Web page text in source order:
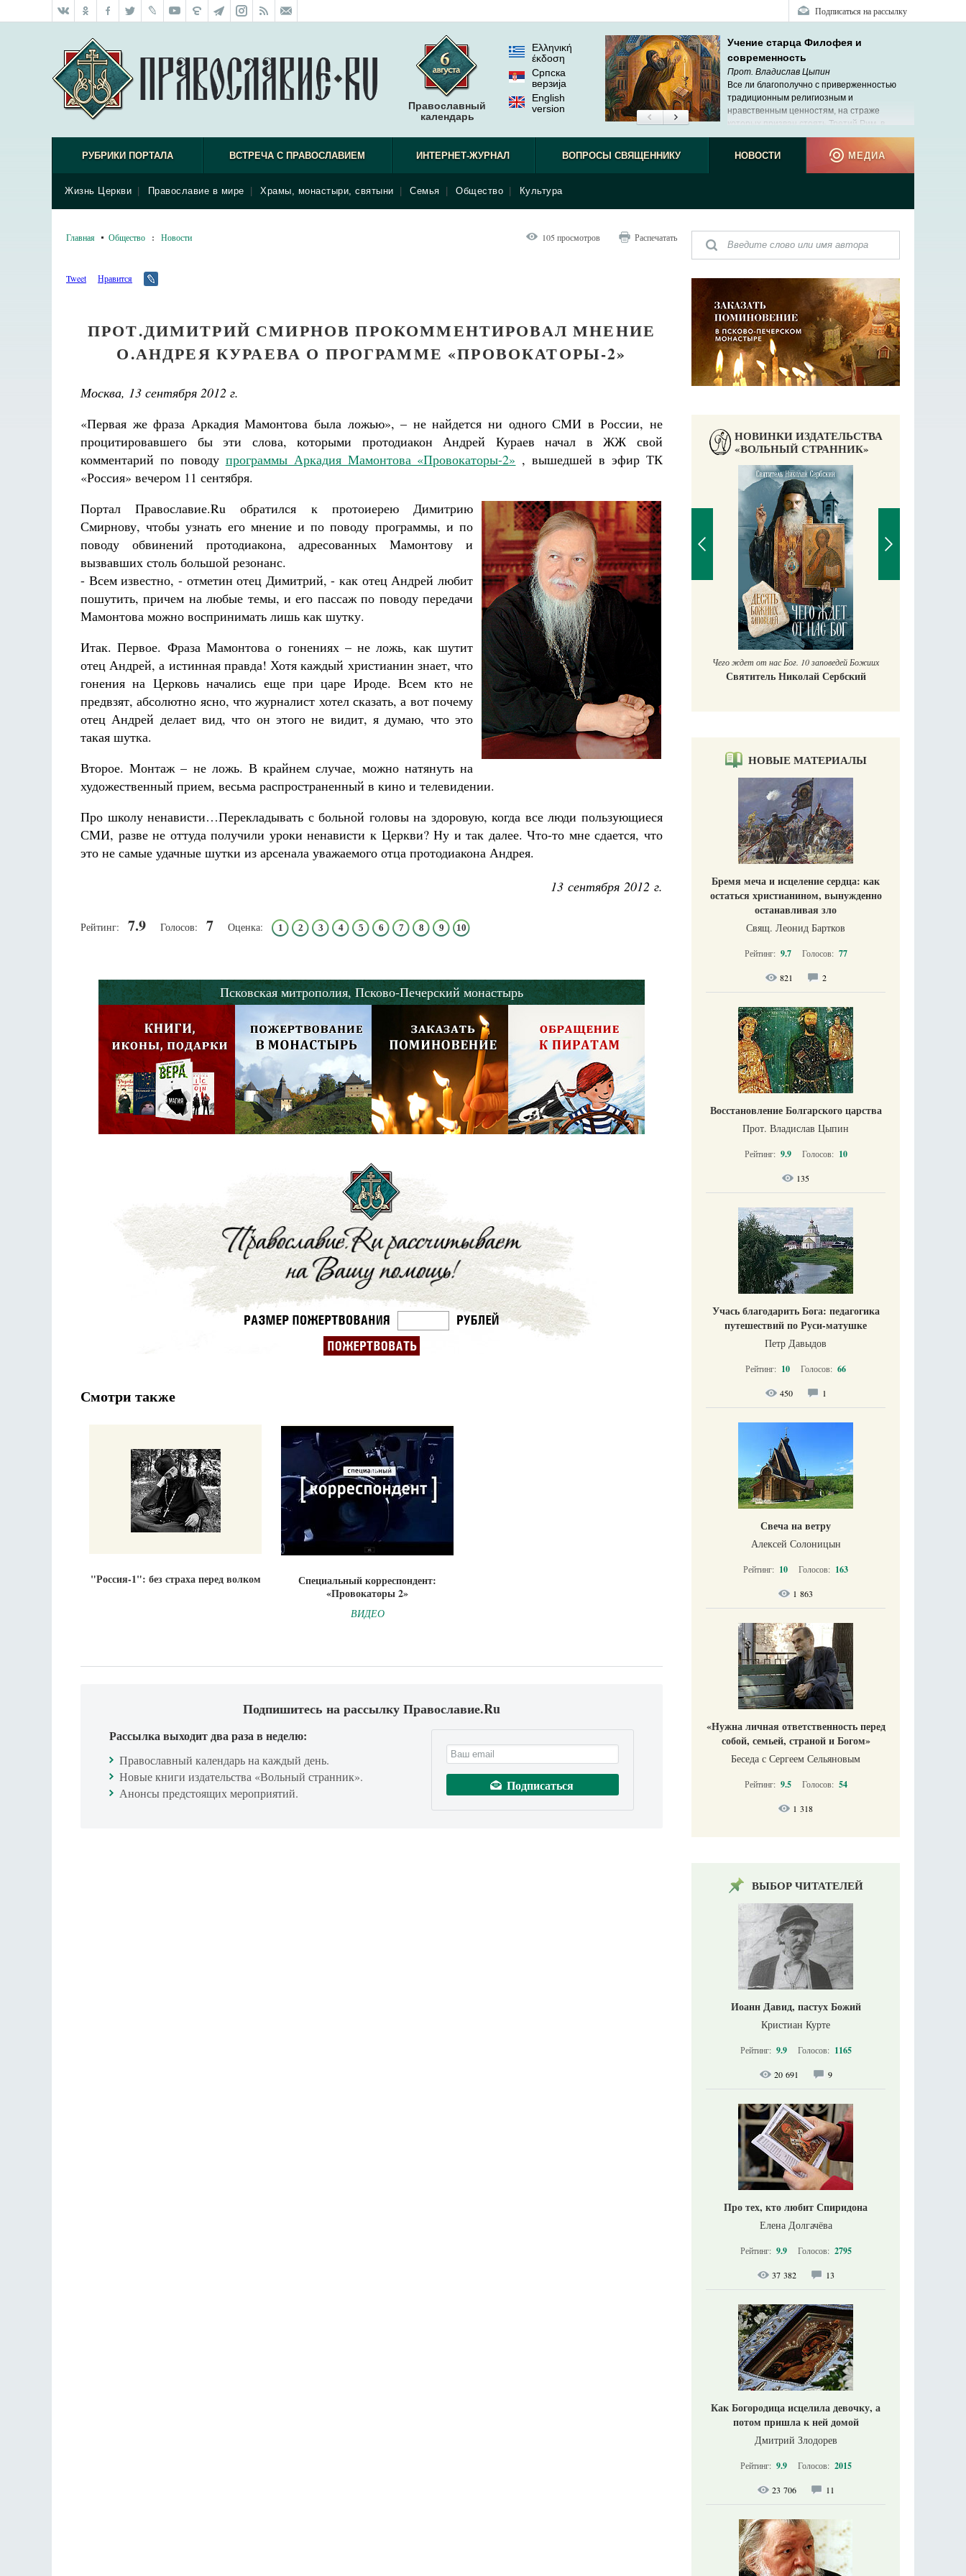
Подписаться на рассылку
Православный
календарь
Ελληνική
έκδοση
Српска
верзиjа
English
version
Учение старца Филофея и
современность
Прот. Владислав Цыпин
Все ли благополучно с приверженностью
традиционным религиозным и
нравственным ценностям, на страже
которых призван стоять Третий Рим, в
современной России?
РУБРИКИ ПОРТАЛА ВСТРЕЧА С ПРАВОСЛАВИЕМ ИНТЕРНЕТ-ЖУРНАЛ ВОПРОСЫ СВЯЩЕННИКУ НОВОСТИ
Жизнь Церкви Православие в мире Храмы, монастыри, святыни Семья Общество Культура
МЕДИА
Главная Общество : Новости 105 просмотров Распечатать
Tweet Нравится
ПРОТ.ДИМИТРИЙ СМИРНОВ ПРОКОММЕНТИРОВАЛ МНЕНИЕ
О.АНДРЕЯ КУРАЕВА О ПРОГРАММЕ «ПРОВОКАТОРЫ-2»
Москва, 13 сентября 2012 г.
«Первая же фраза Аркадия Мамонтова была ложью», – не найдется ни одного СМИ в России, не
процитировавшего бы эти слова, которыми протодиакон Андрей Кураев начал в ЖЖ свой
комментарий по поводу программы Аркадия Мамонтова «Провокаторы-2» , вышедшей в эфир ТК
«Россия» вечером 11 сентября.
Портал Православие.Ru обратился к протоиерею Димитрию
Смирнову, чтобы узнать его мнение и по поводу программы, и по
поводу обвинений протодиакона, адресованных Мамонтову и
вызвавших столь большой резонанс.
- Всем известно, - отметин отец Димитрий, - как отец Андрей любит
пошутить, причем на любые темы, и его пассаж по поводу передачи
Мамонтова можно воспринимать лишь как шутку.
Итак. Первое. Фраза Мамонтова о гонениях – не ложь, как шутит
отец Андрей, а истинная правда! Хотя каждый христианин знает, что
гонения на Церковь начались еще при царе Ироде. Всем кто не
предвзят, абсолютно ясно, что журналист хотел сказать, а вот почему
отец Андрей делает вид, что он этого не видит, я думаю, что это
такая шутка.
Второе. Монтаж – не ложь. В крайнем случае, можно натянуть на
художественный прием, весьма распространенный в кино и телевидении.
Про школу ненависти…Перекладывать с больной головы на здоровую, когда все люди пользующиеся
СМИ, разве не оттуда получили уроки ненависти к Церкви? Ну и так далее. Что-то мне сдается, что
это не самые удачные шутки из арсенала уважаемого отца протодиакона Андрея.
13 сентября 2012 г.
Рейтинг: 7.9 Голосов: 7 Оценка: 1 2 3 4 5 6 7 8 9 10
Псковская митрополия, Псково-Печерский монастырь
Смотри также
"Россия-1": без страха перед волком
Специальный корреспондент:
«Провокаторы 2»
ВИДЕО
Подпишитесь на рассылку Православие.Ru
Рассылка выходит два раза в неделю:
Православный календарь на каждый день.
Новые книги издательства «Вольный странник».
Анонсы предстоящих мероприятий.
НОВИНКИ ИЗДАТЕЛЬСТВА
«ВОЛЬНЫЙ СТРАННИК»
Разлуки не будет
Фредерика де Грааф Как найти своё место в жизни
Кирилл Мурышев
Великомученик Георгий Победоносец. Научись у
святого
Роман Котов Чего ждет от нас Бог. 10 заповедей Божиих
Святитель Николай Сербский
НОВЫЕ МАТЕРИАЛЫ
Бремя меча и исцеление сердца: как
остаться христианином, вынужденно
останавливая зло
Свящ. Леонид Бартков
Рейтинг: 9.7 Голосов: 77
821 2
Восстановление Болгарского царства
Прот. Владислав Цыпин
Рейтинг: 9.9 Голосов: 10
135
Учась благодарить Бога: педагогика
путешествий по Руси-матушке
Петр Давыдов
Рейтинг: 10 Голосов: 66
450 1
Свеча на ветру
Алексей Солоницын
Рейтинг: 10 Голосов: 163
1 863
«Нужна личная ответственность перед
собой, семьей, страной и Богом»
Беседа с Сергеем Сельяновым
Рейтинг: 9.5 Голосов: 54
1 318
ВЫБОР ЧИТАТЕЛЕЙ
Иоанн Давид, пастух Божий
Кристиан Курте
Рейтинг: 9.9 Голосов: 1165
20 691 9
Про тех, кто любит Спиридона
Елена Долгачёва
Рейтинг: 9.9 Голосов: 2795
37 382 13
Как Богородица исцелила девочку, а
потом пришла к ней домой
Дмитрий Злодорев
Рейтинг: 9.9 Голосов: 2015
23 706 11